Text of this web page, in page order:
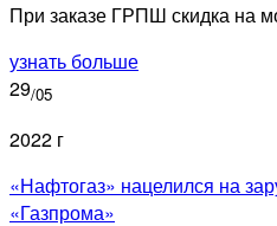
При заказе ГРПШ скидка на
узнать больше
29/05
2022 г
«Нафтогаз» нацелился на
«Газпрома»